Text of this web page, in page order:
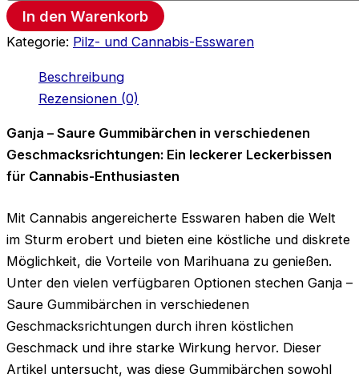
In den Warenkorb
Kategorie: Pilz- und Cannabis-Esswaren
Beschreibung
Rezensionen (0)
Ganja – Saure Gummibärchen in verschiedenen
Geschmacksrichtungen: Ein leckerer Leckerbissen
für Cannabis-Enthusiasten
Mit Cannabis angereicherte Esswaren haben die Welt
im Sturm erobert und bieten eine köstliche und diskrete
Möglichkeit, die Vorteile von Marihuana zu genießen.
Unter den vielen verfügbaren Optionen stechen Ganja –
Saure Gummibärchen in verschiedenen
Geschmacksrichtungen durch ihren köstlichen
Geschmack und ihre starke Wirkung hervor. Dieser
Artikel untersucht, was diese Gummibärchen sowohl